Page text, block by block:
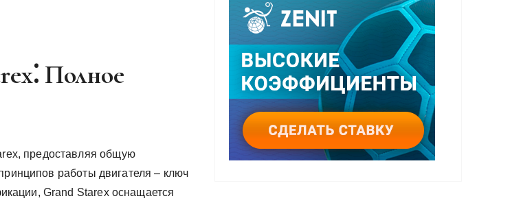
Полное
предоставляя общую
работы двигателя – ключ
Grand Starex оснащается